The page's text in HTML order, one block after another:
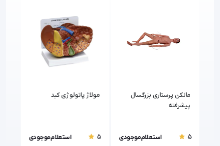
مانکن پرستاری بزرگسال
پیشرفته
5 استعلام موجودی
مولاژ پاتولوژی کبد
5 استعلام موجودی